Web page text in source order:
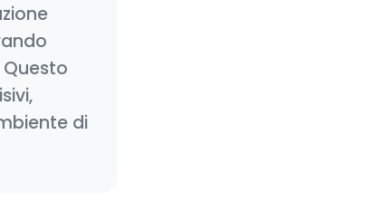
Questo
di